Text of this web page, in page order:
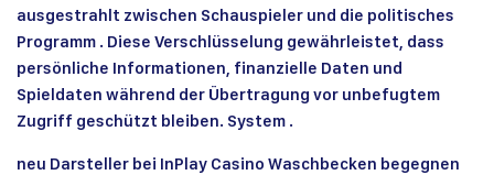
ausgestrahlt zwischen Schauspieler und die politisches
Programm . Diese Verschlüsselung gewährleistet, dass
persönliche Informationen, finanzielle Daten und
Spieldaten während der Übertragung vor unbefugtem
Zugriff geschützt bleiben. System .
neu Darsteller bei InPlay Casino Waschbecken begegnen